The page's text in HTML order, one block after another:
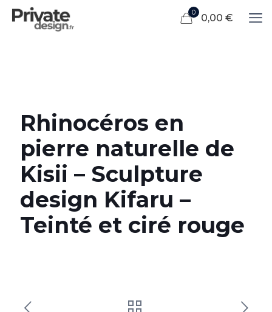
0 0,00 €
Rhinocéros en
pierre naturelle de
Kisii – Sculpture
design Kifaru –
Teinté et ciré rouge